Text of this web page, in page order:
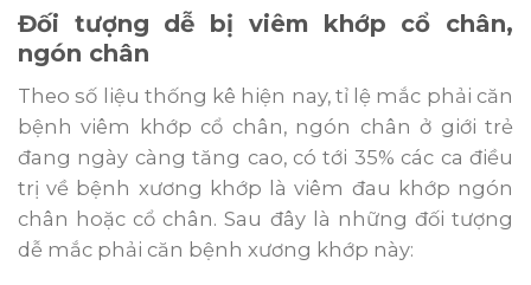
Đối tượng dễ bị viêm khớp cổ chân,
ngón chân
Theo số liệu thống kê hiện nay, tỉ lệ mắc phải căn
bệnh viêm khớp cổ chân, ngón chân ở giới trẻ
đang ngày càng tăng cao, có tới 35% các ca điều
trị về bệnh xương khớp là viêm đau khớp ngón
chân hoặc cổ chân. Sau đây là những đối tượng
dễ mắc phải căn bệnh xương khớp này: